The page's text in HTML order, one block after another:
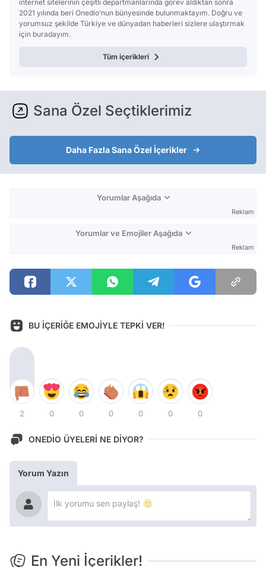
internet sitelerinin çeşitli departmanlarında görev aldıktan sonra
2021 yılında beri Onedio’nun bünyesinde bulunmaktayım. Doğru ve
yorumsuz şekilde Türkiye ve dünyadan haberleri sizlere ulaştırmak
için buradayım.
Tüm içerikleri
Sana Özel Seçtiklerimiz
Daha Fazla Sana Özel İçerikler
Yorumlar Aşağıda
Reklam
Yorumlar ve Emojiler Aşağıda
Reklam
BU İÇERİĞE EMOJİYLE TEPKİ VER!
2 0 0 0 0 0 0
ONEDİO ÜYELERİ NE DİYOR?
Yorum Yazın
En Yeni İçerikler!